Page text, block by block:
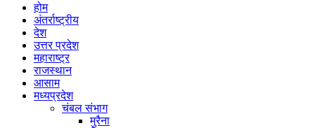
होम
अंतर्राष्ट्रीय
देश
उत्तर प्रदेश
महाराष्ट्र
राजस्थान
आसाम
मध्यप्रदेश
चंबल संभाग
मुरैना